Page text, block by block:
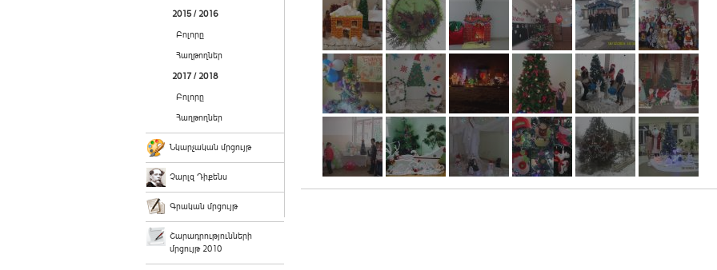
2015 / 2016
Բոլորը
Հաղթողներ
2017 / 2018
Բոլորը
Հաղթողներ
Նկարչական մրցույթ
Չարլզ Դիքենս
Գրական մրցույթ
Շարադրությունների
մրցույթ 2010